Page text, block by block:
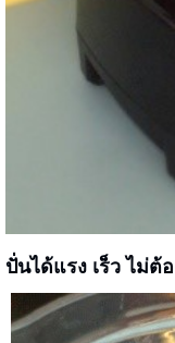
ปั่นได้แรง เร็ว ไม่ต้